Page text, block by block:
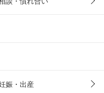
娠・出産